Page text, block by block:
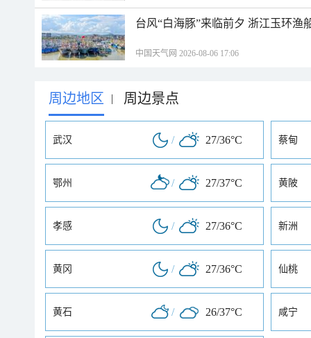
台风“白海豚”来临前夕 浙江玉环渔
中国天气网 2026-08-06 17:06
周边地区 | 周边景点
武汉 / 27/36°C 蔡甸
鄂州 / 27/37°C 黄陂
孝感 / 27/36°C 新洲
黄冈 / 27/36°C 仙桃
黄石 / 26/37°C 咸宁